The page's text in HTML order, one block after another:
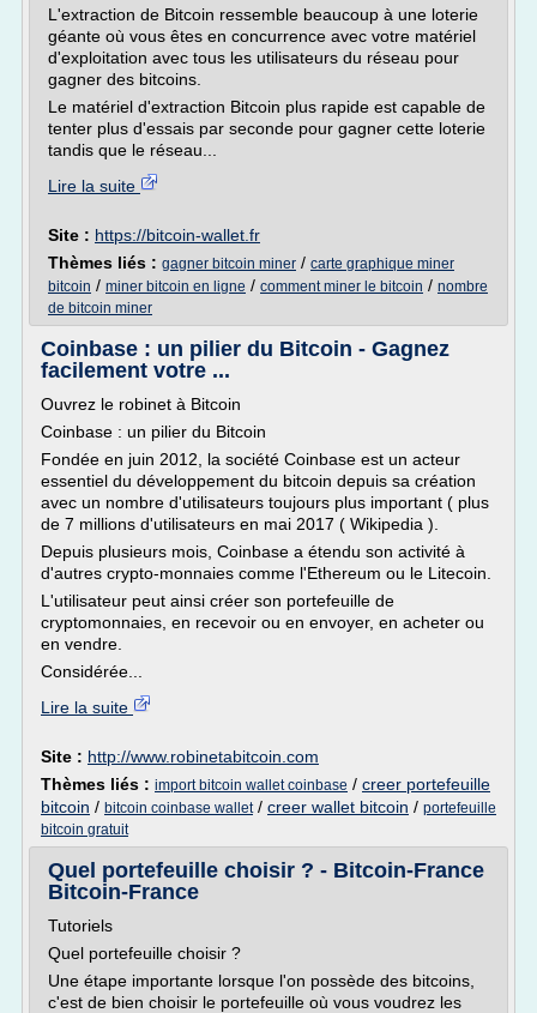
L'extraction de Bitcoin ressemble beaucoup à une loterie
géante où vous êtes en concurrence avec votre matériel
d'exploitation avec tous les utilisateurs du réseau pour
gagner des bitcoins.
Le matériel d'extraction Bitcoin plus rapide est capable de
tenter plus d'essais par seconde pour gagner cette loterie
tandis que le réseau...
Lire la suite
Site : https://bitcoin-wallet.fr
Thèmes liés : gagner bitcoin miner / carte graphique miner
bitcoin / miner bitcoin en ligne / comment miner le bitcoin / nombre
de bitcoin miner
Coinbase : un pilier du Bitcoin - Gagnez
facilement votre ...
Ouvrez le robinet à Bitcoin
Coinbase : un pilier du Bitcoin
Fondée en juin 2012, la société Coinbase est un acteur
essentiel du développement du bitcoin depuis sa création
avec un nombre d'utilisateurs toujours plus important ( plus
de 7 millions d'utilisateurs en mai 2017 ( Wikipedia ).
Depuis plusieurs mois, Coinbase a étendu son activité à
d'autres crypto-monnaies comme l'Ethereum ou le Litecoin.
L'utilisateur peut ainsi créer son portefeuille de
cryptomonnaies, en recevoir ou en envoyer, en acheter ou
en vendre.
Considérée...
Lire la suite
Site : http://www.robinetabitcoin.com
Thèmes liés : import bitcoin wallet coinbase / creer portefeuille
bitcoin / bitcoin coinbase wallet/ creer wallet bitcoin / portefeuille
bitcoin gratuit
Quel portefeuille choisir ? - Bitcoin-France
Bitcoin-France
Tutoriels
Quel portefeuille choisir ?
Une étape importante lorsque l'on possède des bitcoins,
c'est de bien choisir le portefeuille où vous voudrez les